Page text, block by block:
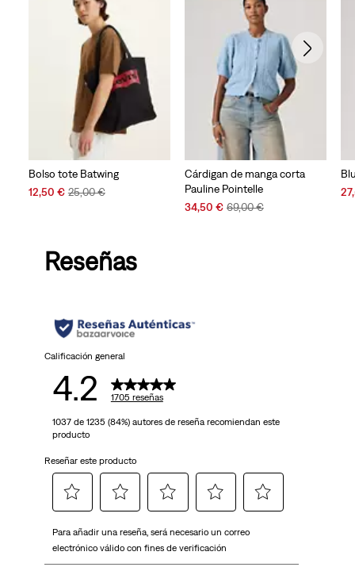
Bolso tote Batwing
Sale
12,50 €Original
25,00 €
Cárdigan de manga corta
Pauline Pointelle
Sale
34,50 € Original
69,00 €
Reseñas
Calificación general
4.2 1705 reseñas
1037 de 1235 (84%) autores de reseña recomiendan este
producto
Reseñar este producto
para
calificar
para
calificar
para
calificar
para
calificar
para
Para añadir una reseña, será necesario un correo
electrónico válido con fines de verificación